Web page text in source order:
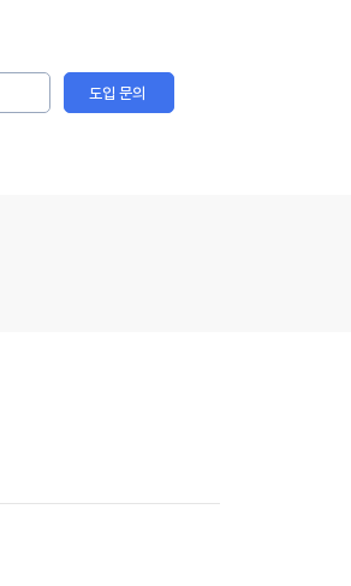
도입 문의